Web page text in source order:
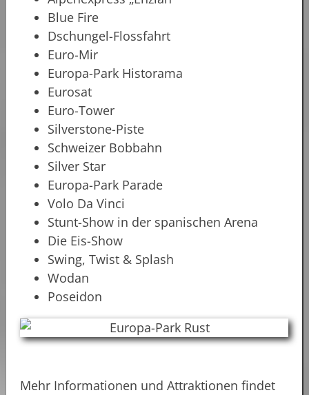
Blue Fire
Dschungel-Flossfahrt
Euro-Mir
Europa-Park Historama
Eurosat
Euro-Tower
Silverstone-Piste
Schweizer Bobbahn
Silver Star
Europa-Park Parade
Volo Da Vinci
Stunt-Show in der spanischen Arena
Die Eis-Show
Swing, Twist & Splash
Wodan
Poseidon
Mehr Informationen und Attraktionen findet